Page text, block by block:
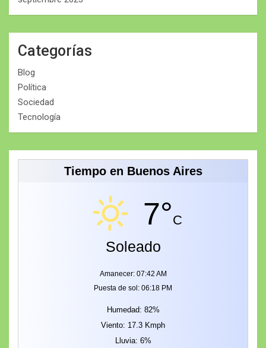
Categorías
Blog
Política
Sociedad
Tecnología
Tiempo en Buenos Aires
7°C
Soleado
Amanecer: 07:42 AM
Puesta de sol: 06:18 PM
Humedad: 82%
Viento: 17.3 Kmph
Lluvia: 6%